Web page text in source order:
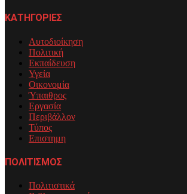
ΚΑΤΗΓΟΡΙΕΣ
Αυτοδιοίκηση
Πολιτική
Εκπαίδευση
Υγεία
Οικονομία
Ύπαιθρος
Εργασία
Περιβάλλον
Τύπος
Επιστημη
ΠΟΛΙΤΙΣΜΟΣ
Πολιτιστικά